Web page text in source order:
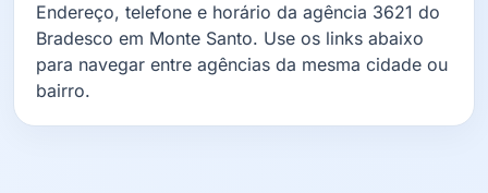
Endereço, telefone e horário da agência 3621 do
Bradesco em Monte Santo. Use os links abaixo
para navegar entre agências da mesma cidade ou
bairro.